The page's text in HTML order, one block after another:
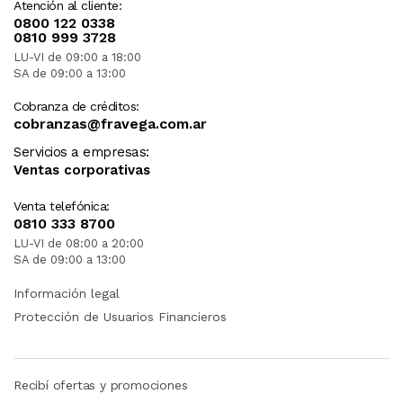
boquilla para hendiduras * 1, cepillo redondo* 1,
bolsa de accesorios * 1, varilla de soplado de 2
1/2 pulgadas de diámetro 1, boquilla de coche *
1, adaptador de ventilador * 1, manual de
instrucciones * 1
Atención al cliente:
0800 122 0338
0810 999 3728
LU-VI de 09:00 a 18:00
SA de 09:00 a 13:00
Cobranza de créditos:
cobranzas@fravega.com.ar
Servicios a empresas:
Ventas corporativas
Venta telefónica:
0810 333 8700
LU-VI de 08:00 a 20:00
SA de 09:00 a 13:00
Información legal
Protección de Usuarios Financieros
Recibí ofertas y promociones